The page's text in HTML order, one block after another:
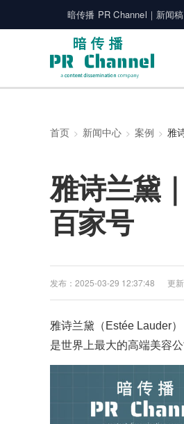
暗传播 PR Channel｜新闻
首页 新闻中心 案例
雅诗兰黛
百家号
发布：2025-03-29 12:37:48 更
雅诗兰黛（Estée Lauder
是世界上最大的高端美容